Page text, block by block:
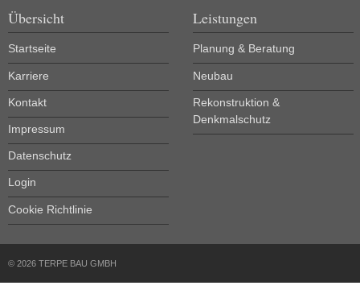
Übersicht
Startseite
Karriere
Kontakt
Impressum
Datenschutz
Login
Cookie Richtlinie
Leistungen
Planung & Beratung
Neubau
Rekonstruktion &
Denkmalschutz
© 2026 TERPE BAU GMBH